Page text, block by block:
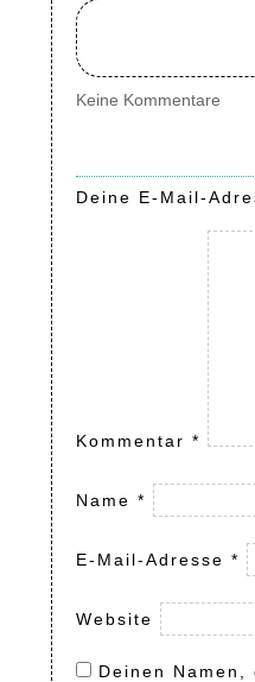
Keine Kommentare
Deine E-Mail-
Kommentar *
Name *
E-Mail-Adresse *
Website
Deinen